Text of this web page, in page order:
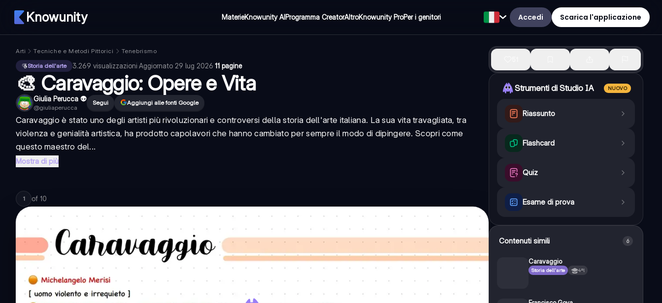
Knowunity MaterieKnowunity AIProgramma CreatorAltroKnowunity ProPer i genitori Accedi Scarica l'applicazione
Arti Tecniche e Metodi Pittorici
Tenebrismo
Storia dell'arte
3.269 visualizzazioni·Aggiornato 29 lug 2026·11 pagine
🎨 Caravaggio: Opere e Vita
Giulia Perucca 👽
@giuliaperucca
Segui Aggiungi alle fonti Google
Caravaggio è stato uno degli artisti più rivoluzionari e controversi della storia dell'arte italiana. La sua vita travagliata, tra
violenza e genialità artistica, ha prodotto capolavori che hanno cambiato per sempre il modo di dipingere. Scopri come
questo maestro del...
Mostra di più
1 of 10
Strumenti di Studio IA NUOVO
Riassunto
Flashcard
Quiz
Esame di prova
Contenuti simili 6
Caravaggio
Storia dell'arte 4ªl